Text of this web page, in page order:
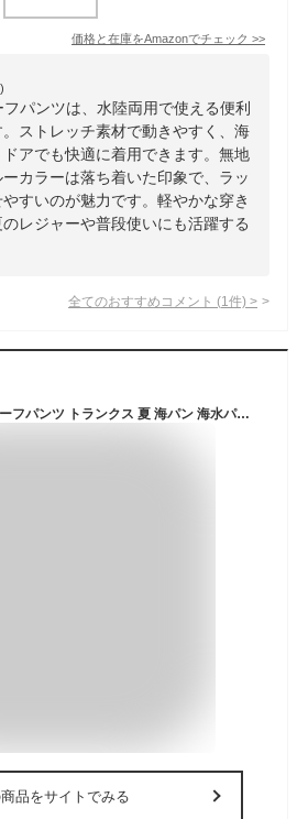
価格と在庫をAmazonでチェック >>
パンツは、水陸両用で使える便利
ストレッチ素材で動きやすく、海
アでも快適に着用できます。無地
カラーは落ち着いた印象で、ラッ
すいのが魅力です。軽やかな穿き
レジャーや普段使いにも活躍する
全てのおすすめコメント (1 件) >
[Hilarocky] 水着 メンズ サーフパンツ トランクス 夏 海パン 海水パンツ メッシュインナー付き スイムウェア 水陸両用 通気 速乾 大きサイズ
商品をサイトでみる